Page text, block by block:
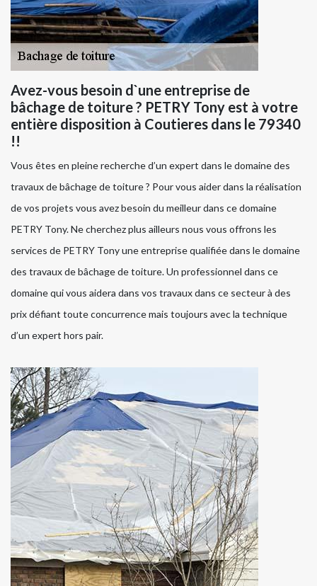
Avez-vous besoin d`une entreprise de
bâchage de toiture ? PETRY Tony est à votre
entière disposition à Coutieres dans le 79340
!!
Vous êtes en pleine recherche d’un expert dans le domaine des
travaux de bâchage de toiture ? Pour vous aider dans la réalisation
de vos projets vous avez besoin du meilleur dans ce domaine
PETRY Tony. Ne cherchez plus ailleurs nous vous offrons les
services de PETRY Tony une entreprise qualifiée dans le domaine
des travaux de bâchage de toiture. Un professionnel dans ce
domaine qui vous aidera dans vos travaux dans ce secteur à des
prix défiant toute concurrence mais toujours avec la technique
d’un expert hors pair.